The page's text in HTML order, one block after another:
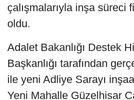
çalışmalarıyla inşa süreci
oldu.
Adalet Bakanlığı Destek
Başkanlığı tarafından
ile yeni Adliye Sarayı
Yeni Mahalle Güzelhisar